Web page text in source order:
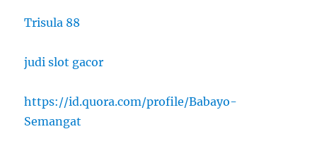
Trisula 88
judi slot gacor
https://id.quora.com/profile/Babayo-
Semangat